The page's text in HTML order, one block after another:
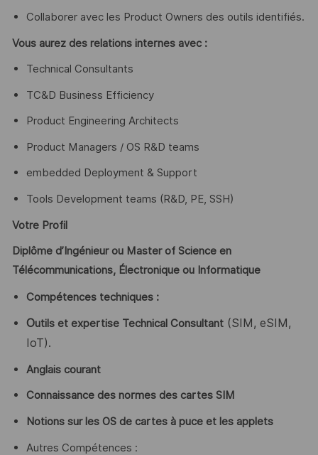
Collaborer avec les Product Owners des outils identifiés.
Vous aurez des relations internes avec :
Technical Consultants
TC&D Business Efficiency
Product Engineering Architects
Product Managers / OS R&D teams
embedded Deployment & Support
Tools Development teams (R&D, PE, SSH)
Votre Profil
Diplôme d’Ingénieur ou Master of Science en
Télécommunications, Électronique ou Informatique
Compétences techniques :
Outils et expertise Technical Consultant(SIM, eSIM,
IoT).
Anglais courant
Connaissance des normes des cartes SIM
Notions sur les OS de cartes à puce et les applets
Autres Compétences :